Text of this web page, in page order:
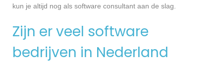
kun je altijd nog als software consultant aan de slag.
Zijn er veel software
bedrijven in Nederland